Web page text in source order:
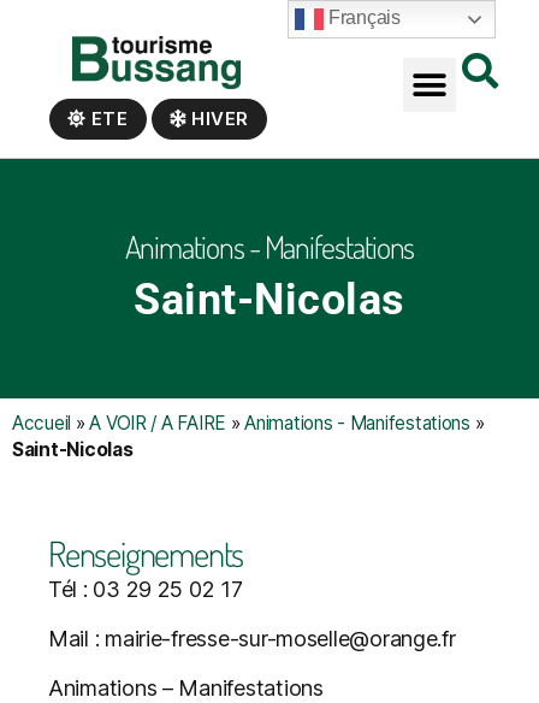
ETE HIVER
Animations - Manifestations
Saint-Nicolas
Accueil »A VOIR / A FAIRE »Animations - Manifestations »
Saint-Nicolas
Renseignements
Tél : 03 29 25 02 17
Mail : mairie-fresse-sur-moselle@orange.fr
Animations – Manifestations
Français
Panneau de gestion des cookies